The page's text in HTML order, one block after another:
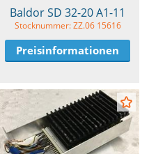
Baldor SD 32-20 A1-11
Stocknummer: ZZ.06 15616
Preisinformationen